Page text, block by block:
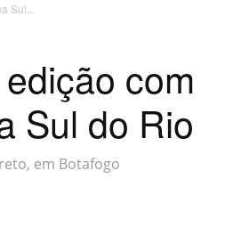
Sul...
com
Sul do Rio
em Botafogo